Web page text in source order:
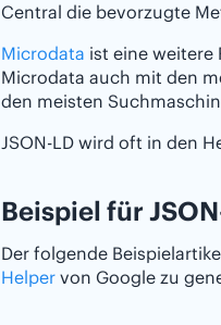
Central die bevorzugte
Microdata ist eine
Microdata auch mit den
den meisten
JSON-LD wird oft in den
Beispiel für
Der folgende
Helper von Google zu